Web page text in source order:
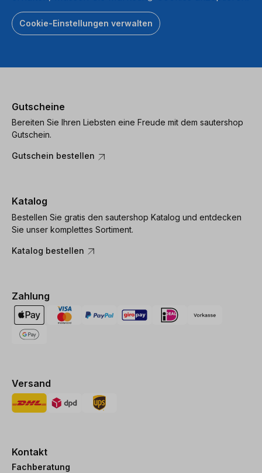
Cookie-Einstellungen verwalten
Gutscheine
Bereiten Sie Ihren Liebsten eine Freude mit dem sautershop
Gutschein.
Gutschein bestellen
Katalog
Bestellen Sie gratis den sautershop Katalog und entdecken
Sie unser komplettes Sortiment.
Katalog bestellen
Zahlung
Versand
Kontakt
Fachberatung